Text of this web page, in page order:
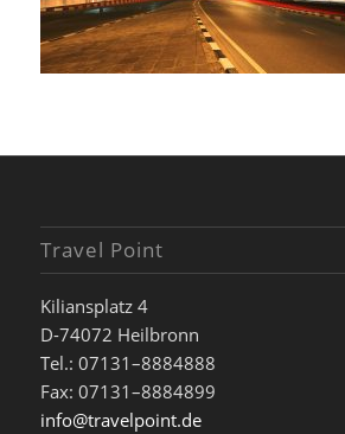
Travel Point
Kiliansplatz 4
D-74072 Heilbronn
Tel.: 07131–8884888
Fax: 07131–8884899
info@travelpoint.de